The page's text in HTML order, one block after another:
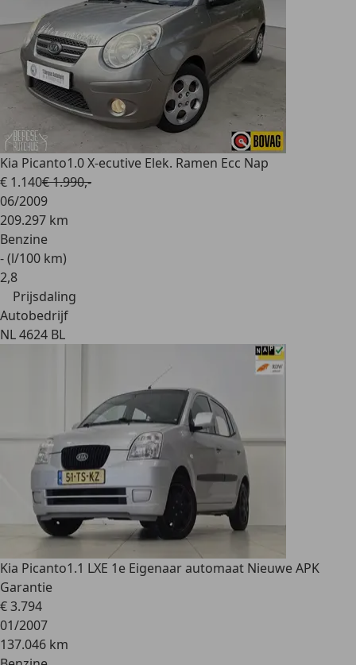
Kia Picanto1.0 X-ecutive Elek. Ramen Ecc Nap
€ 1.140€ 1.990,-
06/2009
209.297 km
Benzine
- (l/100 km)
2,8
Prijsdaling
Autobedrijf
NL 4624 BL
Kia Picanto1.1 LXE 1e Eigenaar automaat Nieuwe APK
Garantie
€ 3.794
01/2007
137.046 km